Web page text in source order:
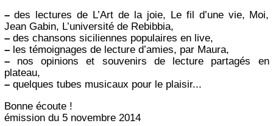
–des lectures de L’Art de la joie, Le fil d’une vie, Moi,
Jean Gabin, L’université de Rebibbia,
–des chansons siciliennes populaires en live,
–les témoignages de lecture d’amies, par Maura,
–nos opinions et souvenirs de lecture partagés en
plateau,
–quelques tubes musicaux pour le plaisir...
Bonne écoute !
émission du 5 novembre 2014